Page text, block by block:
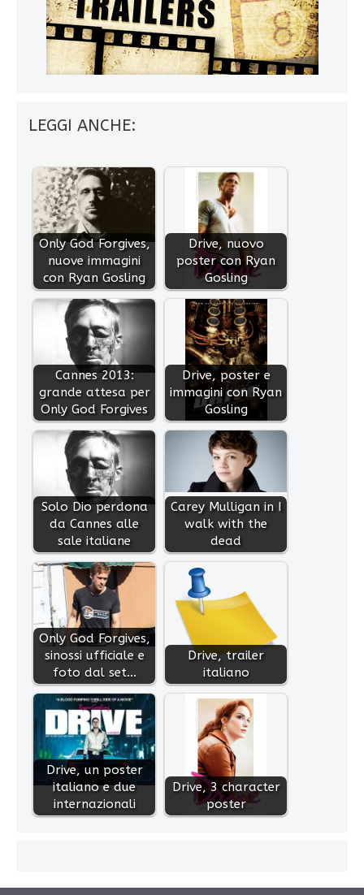
LEGGI ANCHE:
Only God Forgives,
nuove immagini
con Ryan Gosling
Drive, nuovo
poster con Ryan
Gosling
Cannes 2013:
grande attesa per
Only God Forgives
Drive, poster e
immagini con Ryan
Gosling
Solo Dio perdona
da Cannes alle
sale italiane
Carey Mulligan in I
walk with the
dead
Only God Forgives,
sinossi ufficiale e
foto dal set…
Drive, trailer
italiano
Drive, un poster
italiano e due
internazionali
Drive, 3 character
poster